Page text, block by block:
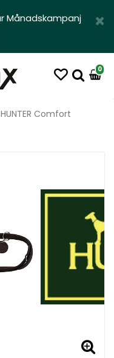
Månadskampanj
0
HUNTER Comfort